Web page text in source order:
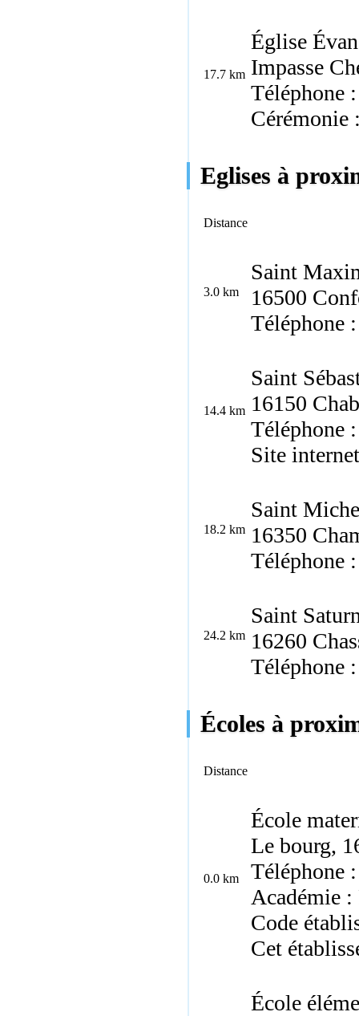
17.7 km
Église
Impasse
Téléphone
Cérémonie
Eglises à
Distance
3.0 km
Saint
16500
Téléphone
14.4 km
Saint
16150
Téléphone
Site
18.2 km
Saint
16350
Téléphone
24.2 km
Saint
16260
Téléphone
Écoles à
Distance
0.0 km
École
Le bourg,
Téléphone
Académie
Code
Cet
École